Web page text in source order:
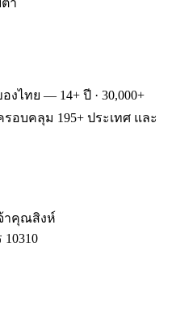
า
ไทย — 14+ ปี · 30,000+
ครอบคลุม 195+ ประเทศ และ
าคุณสิงห์
10310